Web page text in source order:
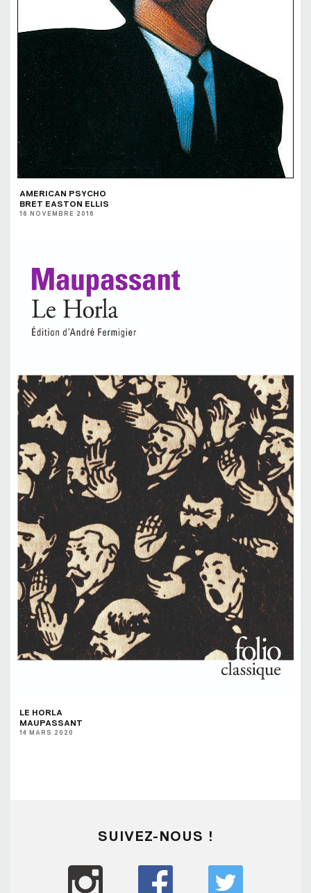
AMERICAN PSYCHO
BRET EASTON ELLIS
16 NOVEMBRE 2016
LE HORLA
MAUPASSANT
14 MARS 2020
SUIVEZ-NOUS !